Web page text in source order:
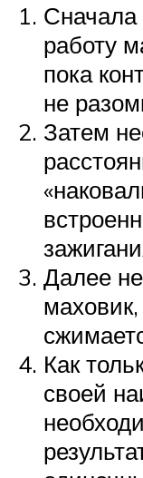
Сначала
работу
пока
не
Затем
Далее
Как
своей